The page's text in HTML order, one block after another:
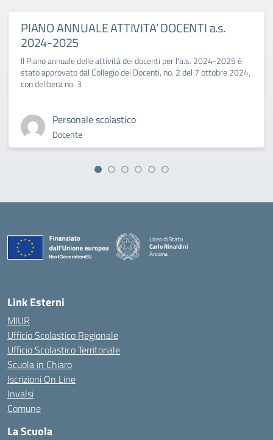
PIANO ANNUALE ATTIVITA’ DOCENTI a.s.
2024-2025
Il Piano annuale delle attività dei docenti per l'a.s. 2024-2025 è
stato approvato dal Collegio dei Docenti, no. 2 del 7 ottobre 2024,
con delibera no. 3
Personale scolastico
Docente
Liceo di Stato
Carlo Rinaldini
Ancona
Link Esterni
MIUR
Ufficio Scolastico Regionale
Ufficio Scolastico Territoriale
Scuola in Chiaro
Iscrizioni On Line
Invalsi
Comune
La Scuola